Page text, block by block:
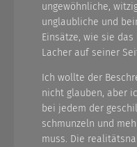
ungewöhnliche,
unglaubliche und
Einsätze, wie sie
Lacher auf seiner
Ich wollte der
nicht glauben, aber
bei jedem der
schmunzeln und
muss. Die